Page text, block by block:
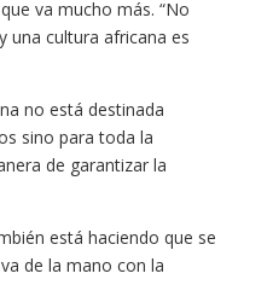
va mucho más. “No
una cultura africana es
no está destinada
sino para toda la
de garantizar la
está haciendo que se
de la mano con la